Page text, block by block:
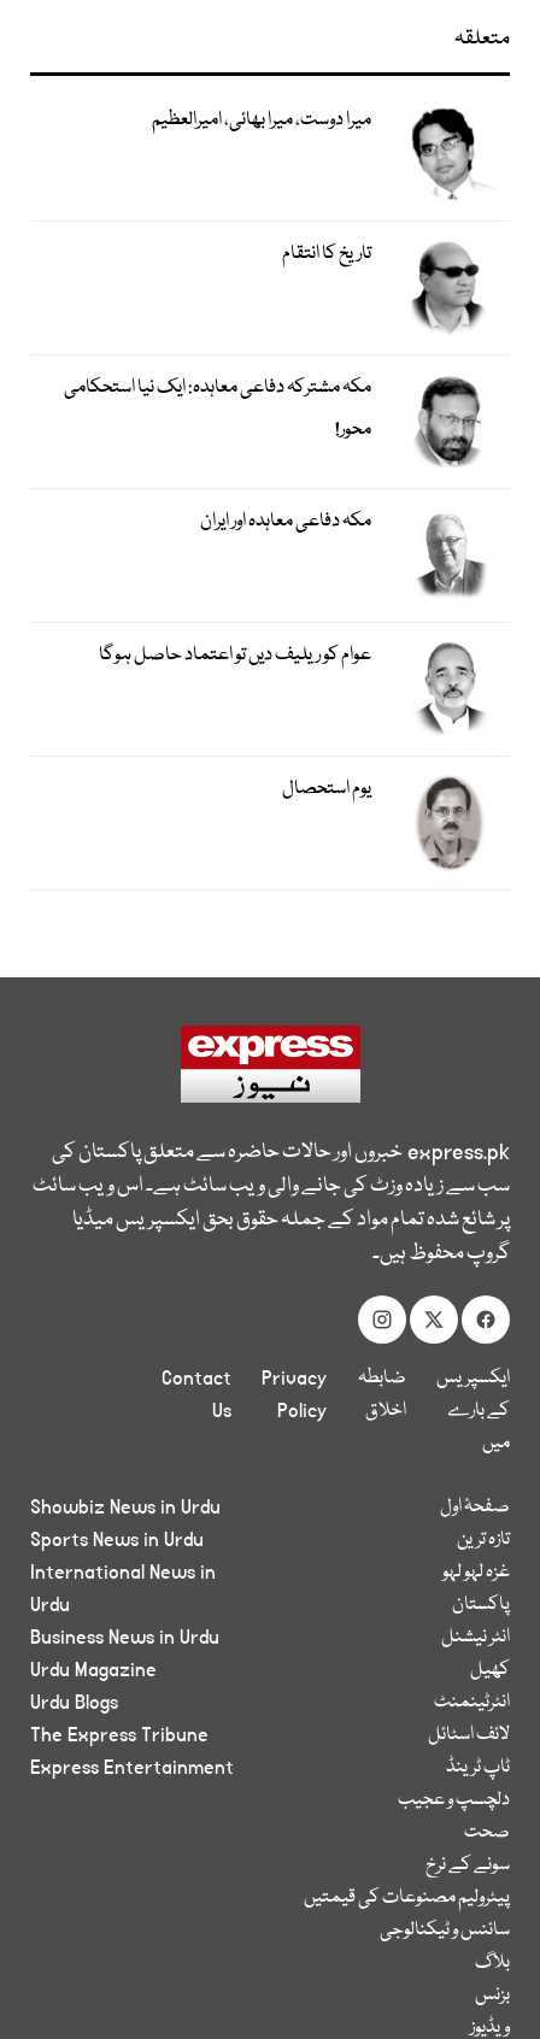
متعلقہ
میرا دوست، میرا بھائی، امیرالعظیم
تاریخ کا انتقام
مکہ مشترکہ دفاعی معاہدہ: ایک نیا استحکامی
محور!
مکہ دفاعی معاہدہ اور ایران
عوام کو ریلیف دیں تو اعتماد حاصل ہوگا
یوم استحصال
express.pkخبروں اور حالات حاضرہ سے متعلق پاکستان کی
سب سے زیادہ وزٹ کی جانے والی ویب سائٹ ہے۔ اس ویب سائٹ
پر شائع شدہ تمام مواد کے جملہ حقوق بحق ایکسپریس میڈیا
گروپ محفوظ ہیں۔
ایکسپریس
کے بارے
میں
ضابطہ
اخلاق
Privacy
Policy
Contact
Us
صفحۂ اول
تازہ ترین
غزہ لہو لہو
پاکستان
انٹر نیشنل
کھیل
انٹرٹینمنٹ
لائف اسٹائل
ٹاپ ٹرینڈ
دلچسپ و عجیب
صحت
سونے کے نرخ
پیٹرولیم مصنوعات کی قیمتیں
سائنس و ٹیکنالوجی
بلاگ
بزنس
ویڈیوز
Showbiz News in Urdu
Sports News in Urdu
International News in
Urdu
Business News in Urdu
Urdu Magazine
Urdu Blogs
The Express Tribune
Express Entertainment